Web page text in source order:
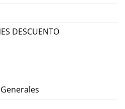
DESCUENTO